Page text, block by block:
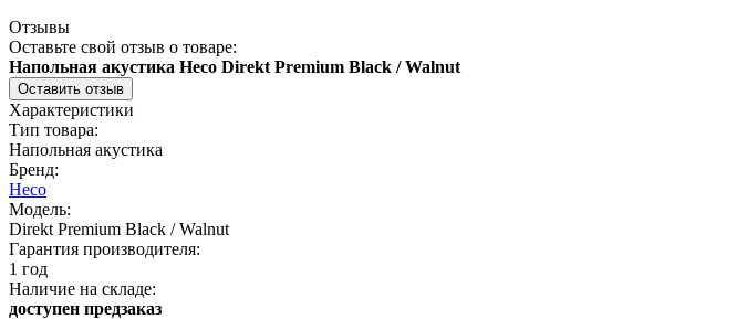
Отзывы
Оставьте свой отзыв о товаре:
Напольная акустика Heco Direkt Premium Black / Walnut
Оставить отзыв
Характеристики
Тип товара:
Напольная акустика
Бренд:
Heco
Модель:
Direkt Premium Black / Walnut
Гарантия производителя:
1 год
Наличие на складе:
доступен предзаказ